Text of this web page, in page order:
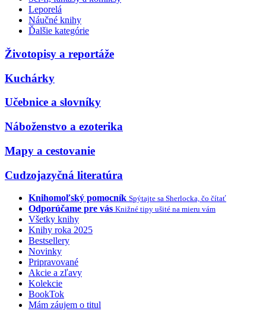
Leporelá
Náučné knihy
Ďalšie kategórie
Životopisy a reportáže
Kuchárky
Učebnice a slovníky
Náboženstvo a ezoterika
Mapy a cestovanie
Cudzojazyčná literatúra
Knihomoľský pomocník Spýtajte sa Sherlocka, čo čítať
Odporúčame pre vás Knižné tipy ušité na mieru vám
Všetky knihy
Knihy roka 2025
Bestsellery
Novinky
Pripravované
Akcie a zľavy
Kolekcie
BookTok
Mám záujem o titul